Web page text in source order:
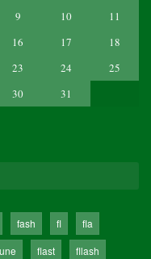
9 10
11
16 17
18
23 24
25
30
31
fash fl
fla
flast
fllash